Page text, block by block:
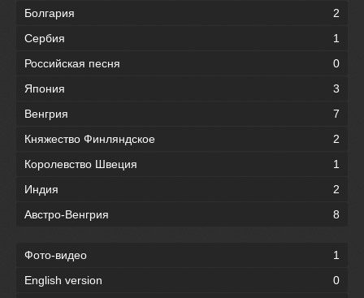
Болгария
2
Сербия
1
Российская песня
0
Япония
3
Венгрия
7
Княжество Финляндское
2
Королевство Швеция
1
Индия
2
Австро-Венгрия
8
Фото-видео
1
English version
0